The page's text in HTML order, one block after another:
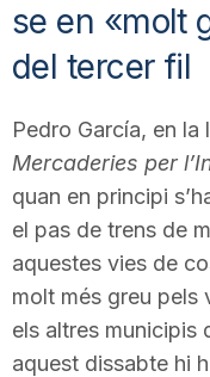
se en «molt
del tercer fil
Pedro García, en
Mercaderies per
quan en principi
el pas de trens de
aquestes vies de
molt més greu pels
els altres municipis
aquest dissabte hi